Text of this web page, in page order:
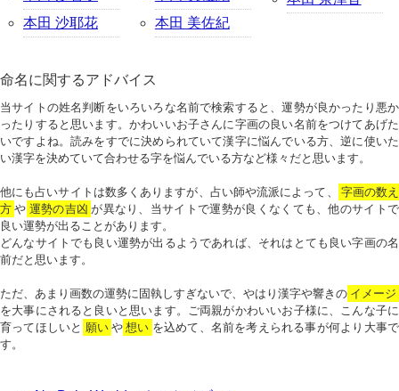
本田 沙耶花
本田 美佐紀
命名に関するアドバイス
当サイトの姓名判断をいろいろな名前で検索すると、運勢が良かったり悪か
ったりすると思います。かわいいお子さんに字画の良い名前をつけてあげた
いですよね。読みをすでに決められていて漢字に悩んでいる方、逆に使いた
い漢字を決めていて合わせる字を悩んでいる方など様々だと思います。
他にも占いサイトは数多くありますが、占い師や流派によって、
字画の数え
方 や 運勢の吉凶 が異なり、当サイトで運勢が良くなくても、他のサイトで
良い運勢が出ることがあります。
どんなサイトでも良い運勢が出るようであれば、それはとても良い字画の名
前だと思います。
ただ、あまり画数の運勢に固執しすぎないで、やはり漢字や響きの イメージ
を大事にされると良いと思います。ご両親がかわいいお子様に、こんな子に
育ってほしいと 願い や 想い を込めて、名前を考えられる事が何より大事で
す。